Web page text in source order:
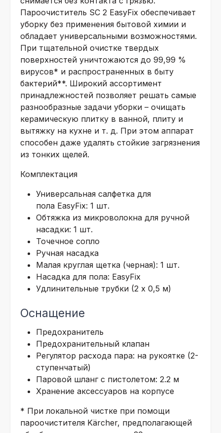
Пароочиститель SC 2 EasyFix обеспечивает
уборку без применения бытовой химии и
обладает универсальными возможностями.
При тщательной очистке твердых
поверхностей уничтожаются до 99,99 %
вирусов* и распространенных в быту
бактерий**. Широкий ассортимент
принадлежностей позволяет решать самые
разнообразные задачи уборки – очищать
керамическую плитку в ванной, плиту и
вытяжку на кухне и т. д. При этом аппарат
способен даже удалять стойкие загрязнения
из тонких щелей.
Комплектация
Универсальная салфетка для
пола EasyFix: 1 шт.
Обтяжка из микроволокна для ручной
насадки: 1 шт.
Точечное сопло
Ручная насадка
Малая круглая щетка (черная): 1 шт.
Насадка для пола: EasyFix
Удлинительные трубки (2 х 0,5 м)
Оснащение
Предохранитель
Предохранительный клапан
Регулятор расхода пара: на рукоятке (2-
ступенчатый)
Паровой шланг с пистолетом: 2.2 м
Хранение аксессуаров на корпусе
* При локальной чистке при помощи
пароочистителя Kärcher, предполагающей